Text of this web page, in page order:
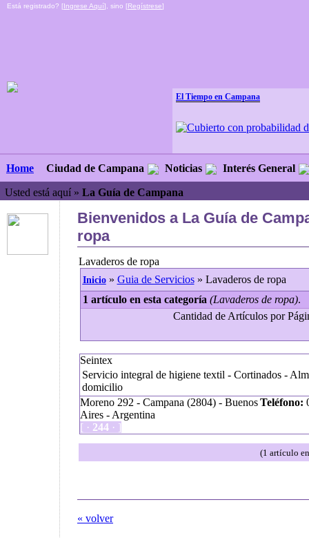
Está registrado? [Ingrese Aquí], sino [Regístrese]
El Tiempo en Campana
Home Ciudad de Campana Noticias Interés General
Usted está aquí » La Guía de Campana
Bienvenidos a La Guía de
ropa
Lavaderos de ropa
Inicio» Guia de Servicios» Lavaderos de ropa
1 artículo en esta categoría (Lavaderos de ropa).
Cantidad de Artículos por
Seintex
Servicio integral de higiene textil - Cortinados -
domicilio
Moreno 292 - Campana (2804) - Buenos
Aires - Argentina
[ · 244 · ]
Teléfono:
(1 artículo
« volver